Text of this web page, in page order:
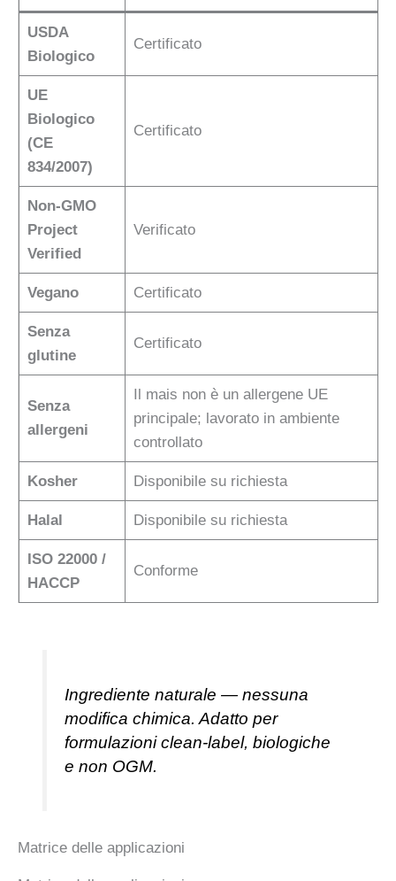
USDA
Biologico
Certificato
UE
Biologico
(CE
834/2007)
Certificato
Non-GMO
Project
Verified
Verificato
Vegano Certificato
Senza
glutine
Certificato
Senza
allergeni
Il mais non è un allergene UE
principale; lavorato in ambiente
controllato
Kosher Disponibile su richiesta
Halal Disponibile su richiesta
ISO 22000 /
HACCP
Conforme
Ingrediente naturale — nessuna
modifica chimica. Adatto per
formulazioni clean-label, biologiche
e non OGM.
Matrice delle applicazioni